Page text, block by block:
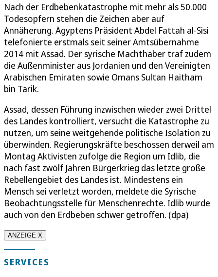
Nach der Erdbebenkatastrophe mit mehr als 50.000
Todesopfern stehen die Zeichen aber auf
Annäherung. Ägyptens Präsident Abdel Fattah al-Sisi
telefonierte erstmals seit seiner Amtsübernahme
2014 mit Assad. Der syrische Machthaber traf zudem
die Außenminister aus Jordanien und den Vereinigten
Arabischen Emiraten sowie Omans Sultan Haitham
bin Tarik.
Assad, dessen Führung inzwischen wieder zwei Drittel
des Landes kontrolliert, versucht die Katastrophe zu
nutzen, um seine weitgehende politische Isolation zu
überwinden. Regierungskräfte beschossen derweil am
Montag Aktivisten zufolge die Region um Idlib, die
nach fast zwölf Jahren Bürgerkrieg das letzte große
Rebellengebiet des Landes ist. Mindestens ein
Mensch sei verletzt worden, meldete die Syrische
Beobachtungsstelle für Menschenrechte. Idlib wurde
auch von den Erdbeben schwer getroffen. (dpa)
ANZEIGE X
SERVICES